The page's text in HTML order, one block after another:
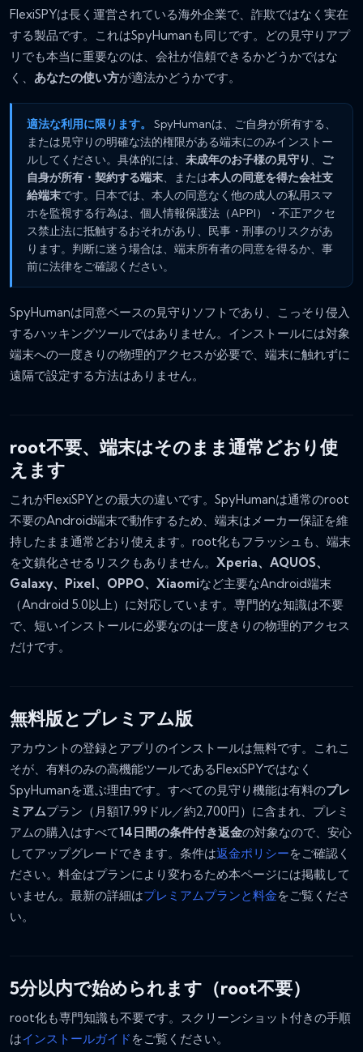
FlexiSPYは長く運営されている海外企業で、詐欺ではなく実在
する製品です。これはSpyHumanも同じです。どの見守りアプ
リでも本当に重要なのは、会社が信頼できるかどうかではな
く、 あなたの使い方が適法かどうかです。
適法な利用に限ります。
SpyHumanは、ご自身が所有する、
または見守りの明確な法的権限がある端末にのみインストー
ルしてください。具体的には、 未成年のお子様の見守り 、 ご
自身が所有・契約する端末、または本人の同意を得た会社支
給端末です。日本では、本人の同意なく他の成人の私用スマ
ホを監視する行為は、個人情報保護法（APPI）・不正アクセ
ス禁止法に抵触するおそれがあり、民事・刑事のリスクがあ
ります。判断に迷う場合は、端末所有者の同意を得るか、事
前に法律をご確認ください。
SpyHumanは同意ベースの見守りソフトであり、こっそり侵入
するハッキングツールではありません。インストールには対象
端末への一度きりの物理的アクセスが必要で、端末に触れずに
遠隔で設定する方法はありません。
root不要、端末はそのまま通常どおり使
えます
これがFlexiSPYとの最大の違いです。SpyHumanは通常のroot
不要のAndroid端末で動作するため、端末はメーカー保証を維
持したまま通常どおり使えます。root化もフラッシュも、端末
を文鎮化させるリスクもありません。 Xperia、AQUOS、
Galaxy、Pixel、OPPO、Xiaomiなど主要なAndroid端末
（Android 5.0以上）に対応しています。専門的な知識は不要
で、短いインストールに必要なのは一度きりの物理的アクセス
だけです。
無料版とプレミアム版
アカウントの登録とアプリのインストールは無料です。これこ
そが、有料のみの高機能ツールであるFlexiSPYではなく
SpyHumanを選ぶ理由です。すべての見守り機能は有料のプレ
ミアムプラン（月額17.99ドル／約2,700円）に含まれ、プレミ
アムの購入はすべて14日間の条件付き返金の対象なので、安心
してアップグレードできます。条件は返金ポリシーをご確認く
ださい。料金はプランにより変わるため本ページには掲載して
いません。最新の詳細はプレミアムプランと料金をご覧くださ
い。
5分以内で始められます（root不要）
root化も専門知識も不要です。スクリーンショット付きの手順
はインストールガイド をご覧ください。